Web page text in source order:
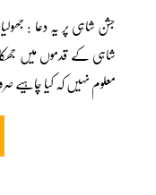
جشن شاہی پر یہ دعا :
شاہی کے قدموں میں
معلوم نہیں کہ کیا